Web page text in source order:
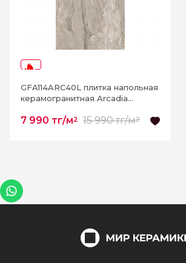
GFA114ARC40L плитка напольная
керамогранитная Arcadia
7 990 тг/м2 15 990 тг/м2